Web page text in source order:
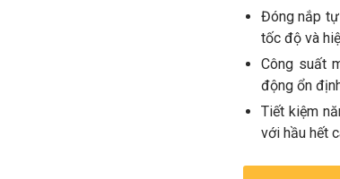
Đóng nắp
tốc độ và
Công suất
động ổn
Tiết kiệm
với hầu hết